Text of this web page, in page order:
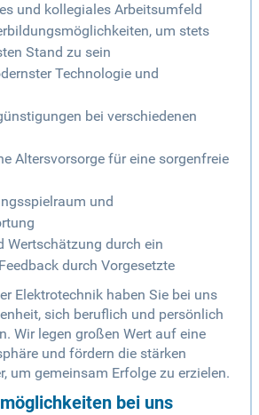
und kollegiales Arbeitsumfeld
um stets
Stand zu sein
Technologie und
bei verschiedenen
Altersvorsorge für eine sorgenfreie
und
Wertschätzung durch ein
durch Vorgesetzte
Elektrotechnik haben Sie bei uns
sich beruflich und persönlich
Wir legen großen Wert auf eine
und fördern die stärken
um gemeinsam Erfolge zu erzielen.
bei uns